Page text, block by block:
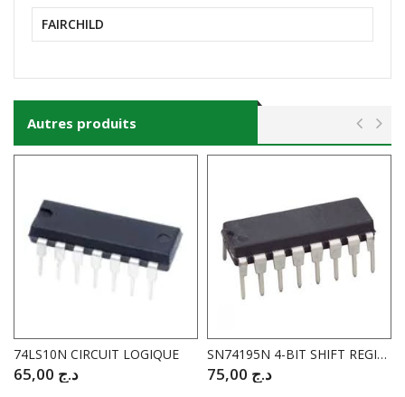
FAIRCHILD
Autres produits
74LS10N CIRCUIT LOGIQUE
د.ج
SN74195N 4-BIT SHIFT REGISTER
د.ج